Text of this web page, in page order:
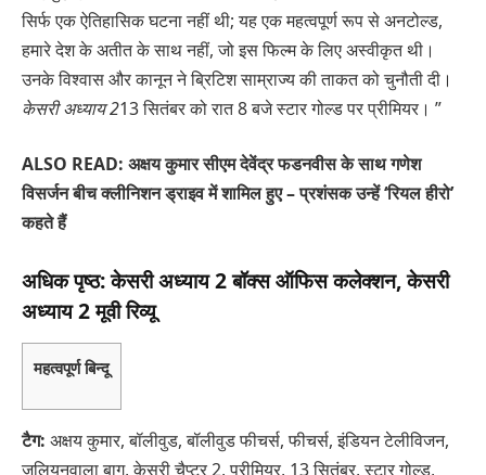
सिर्फ एक ऐतिहासिक घटना नहीं थी; यह एक महत्वपूर्ण रूप से अनटोल्ड,
हमारे देश के अतीत के साथ नहीं, जो इस फिल्म के लिए अस्वीकृत थी।
उनके विश्वास और कानून ने ब्रिटिश साम्राज्य की ताकत को चुनौती दी।
केसरी अध्याय 213 सितंबर को रात 8 बजे स्टार गोल्ड पर प्रीमियर। ”
ALSO READ: अक्षय कुमार सीएम देवेंद्र फडनवीस के साथ गणेश
विसर्जन बीच क्लीनिशन ड्राइव में शामिल हुए – प्रशंसक उन्हें ‘रियल हीरो’
कहते हैं
अधिक पृष्ठ: केसरी अध्याय 2 बॉक्स ऑफिस कलेक्शन, केसरी
अध्याय 2 मूवी रिव्यू
महत्वपूर्ण बिन्दू
टैग: अक्षय कुमार, बॉलीवुड, बॉलीवुड फीचर्स, फीचर्स, इंडियन टेलीविजन,
जलियनवाला बाग, केसरी चैप्टर 2, प्रीमियर, 13 सितंबर, स्टार गोल्ड,